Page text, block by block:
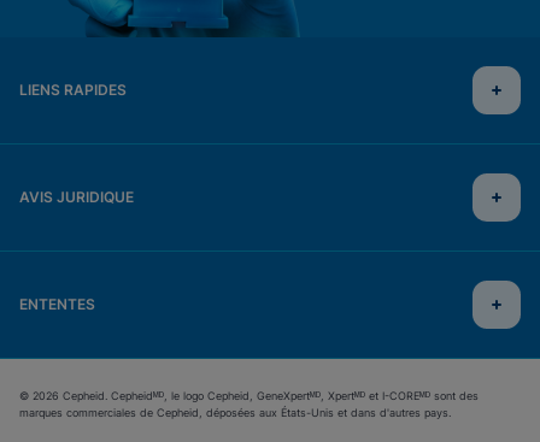
LIENS RAPIDES
AVIS JURIDIQUE
ENTENTES
© 2026 Cepheid. Cepheidᴹᴰ, le logo Cepheid, GeneXpertᴹᴰ, Xpertᴹᴰ et I-COREᴹᴰ sont des
marques commerciales de Cepheid, déposées aux États-Unis et dans d'autres pays.